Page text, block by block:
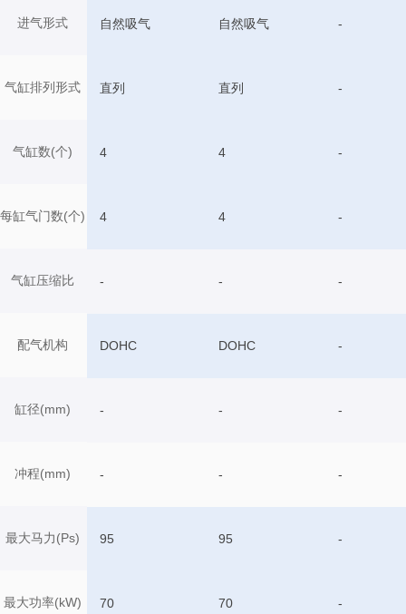
进气形式
气缸排列形式
气缸数(个)
每缸气门数(个)
气缸压缩比
配气机构
缸径(mm)
冲程(mm)
最大马力(Ps)
最大功率(kW)
自然吸气 自然吸气 -
直列 直列 -
4 4 -
4 4 -
- - -
DOHC DOHC -
- - -
- - -
95 95 -
70 70 -